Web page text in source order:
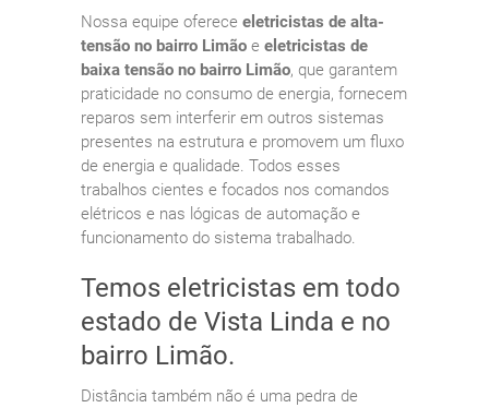
Nossa equipe oferece eletricistas de alta-
tensão no bairro Limão e eletricistas de
baixa tensão no bairro Limão, que garantem
praticidade no consumo de energia, fornecem
reparos sem interferir em outros sistemas
presentes na estrutura e promovem um fluxo
de energia e qualidade. Todos esses
trabalhos cientes e focados nos comandos
elétricos e nas lógicas de automação e
funcionamento do sistema trabalhado.
Temos eletricistas em todo
estado de Vista Linda e no
bairro Limão.
Distância também não é uma pedra de